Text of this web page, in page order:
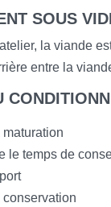
SOUS
la viande
entre la
le temps de